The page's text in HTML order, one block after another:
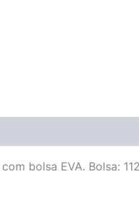
bolsa EVA. Bolsa: